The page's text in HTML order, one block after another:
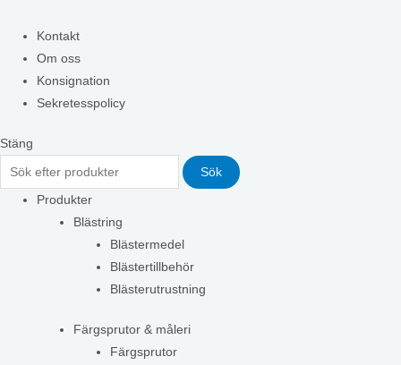
Kontakt
Om oss
Konsignation
Sekretesspolicy
Stäng
Sök
Produkter
Blästring
Blästermedel
Blästertillbehör
Blästerutrustning
Färgsprutor & måleri
Färgsprutor